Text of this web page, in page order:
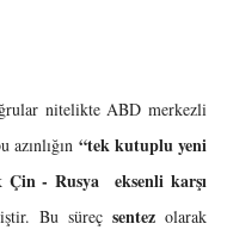
nitelikte ABD merkezli
azınlığın “tek kutuplu yeni
Çin - Rusya eksenli karşı
Bu süreçsentez olarak